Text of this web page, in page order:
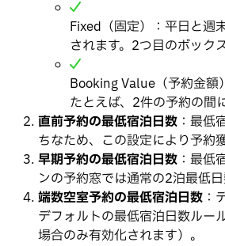
Fixed（固定）：平日と週
されます。2つ目のボック
Booking Value（予約金額
たとえば、2件の予約の
直前予約の最低宿泊日数 ：最低
ちなため、この設定により予約
早期予約の最低宿泊日数 ：最低
ンの予約窓では通常の2泊最低
端数空室予約の最低宿泊日数 ：
デフォルトの最低宿泊日数ルー
場合のみ有効化されます）。